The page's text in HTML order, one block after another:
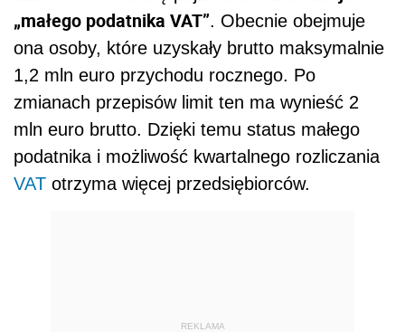
„małego podatnika VAT”. Obecnie obejmuje
ona osoby, które uzyskały brutto maksymalnie
1,2 mln euro przychodu rocznego. Po
zmianach przepisów limit ten ma wynieść 2
mln euro brutto. Dzięki temu status małego
podatnika i możliwość kwartalnego rozliczania
VAT otrzyma więcej przedsiębiorców.
REKLAMA